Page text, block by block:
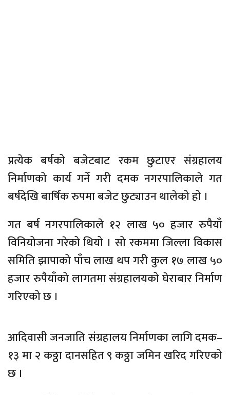
गरिएको छ ।
आदिवासी जनजाति संग्रहालय निर्माणका लागि दमक–
१३ मा २ कठ्ठा दानसहित ९ कठ्ठा जमिन खरिद गरिएको
छ ।
चालु आर्थिक बर्षको बजेटबाट संग्रहालयको भवन
निर्माण कार्य सुरु गर्ने योजना भएपनि महासंघ दमक
नगर समितिमा दुई बर्षदेखिको विवाद यथावत रहँदा
दमकमा मोहन धिमाल र बासुदेव राईले आआफ्नो
नेतृत्वमा आदिवासी जनजाति महासंघ नगर समिति
समानान्तर रुपमा चलाउँदै आएका छन् ।